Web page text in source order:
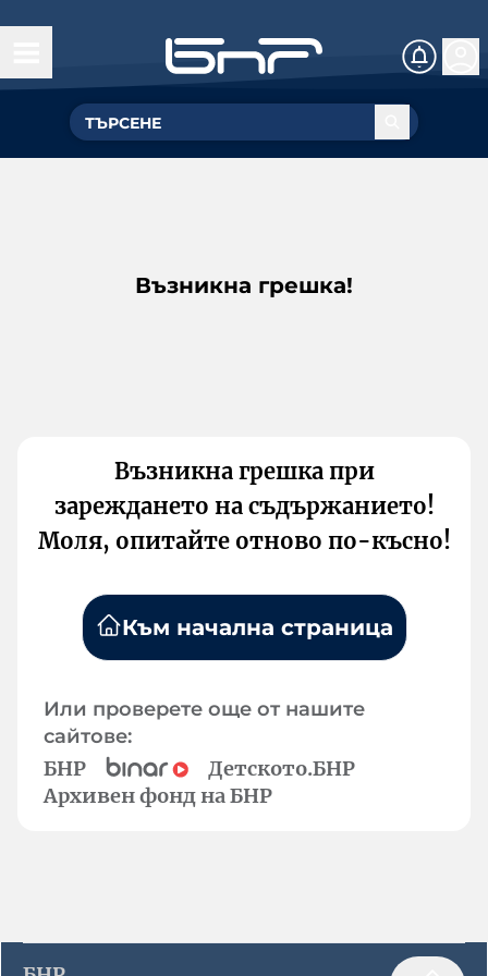
Възникна грешка!
Възникна грешка при
зареждането на съдържанието!
Моля, опитайте отново по-късно!
Към начална страница
Или проверете още от нашите
сайтове:
БНР
Детското.БНР
Архивен фонд на БНР